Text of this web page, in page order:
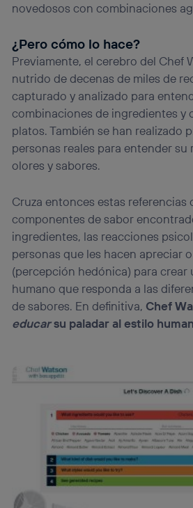
novedosos con combinaciones
¿Pero cómo lo hace?
Previamente, el cerebro del Chef
nutrido de decenas de miles de
capturado y analizado para
combinaciones de ingredientes y
platos. También se han realizado
personas reales para entender su
olores y sabores.
Cruza entonces estas referencias
componentes de sabor
ingredientes, las reacciones
personas que les hacen apreciar
(percepción hedónica) para crear
humano que responda a las
de sabores. En definitiva, Chef
educarsu paladar al estilo